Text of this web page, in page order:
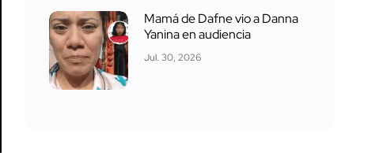
Mamá de Dafne vio a Danna
Yanina en audiencia
Jul. 30, 2026